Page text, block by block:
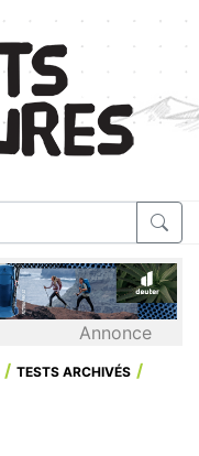
Annonce
TESTS ARCHIVÉS